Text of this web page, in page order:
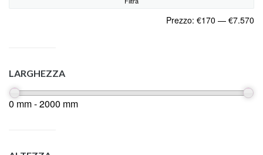
Prezzo: €170 — €7.570
LARGHEZZA
0 mm - 2000 mm